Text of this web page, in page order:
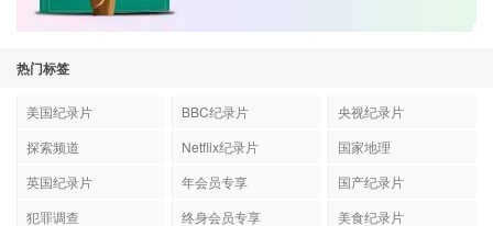
热门标签
美国纪录片 BBC纪录片
央视纪录片
探索频道
Netflix纪录片
国家地理
英国纪录片
年会员专享
国产纪录片
犯罪调查
终身会员专享
美食纪录片